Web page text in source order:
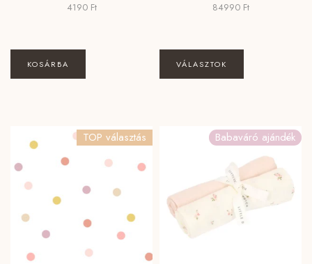
4190 Ft
KOSÁRBA
84990 Ft
VÁLASZTOK
a
variációja
van.
A
változatok
a
termékoldalon
TOP választás Babaváró ajándék